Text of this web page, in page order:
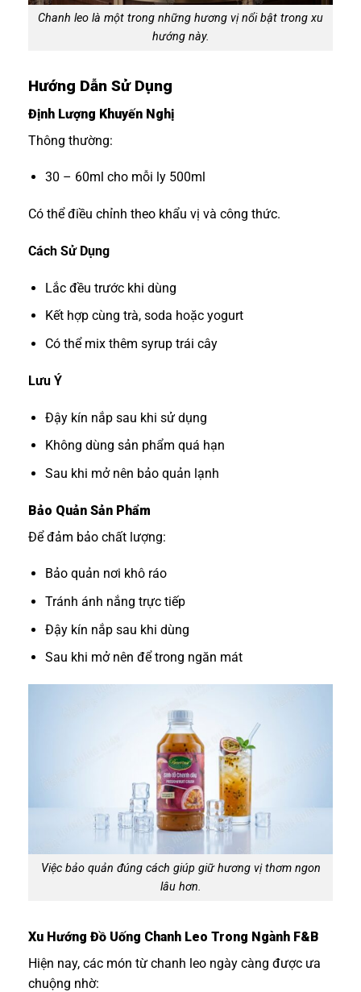
Chanh leo là một trong những hương vị nổi bật trong xu
hướng này.
Hướng Dẫn Sử Dụng
Định Lượng Khuyến Nghị
Thông thường:
30 – 60ml cho mỗi ly 500ml
Có thể điều chỉnh theo khẩu vị và công thức.
Cách Sử Dụng
Lắc đều trước khi dùng
Kết hợp cùng trà, soda hoặc yogurt
Có thể mix thêm syrup trái cây
Lưu Ý
Đậy kín nắp sau khi sử dụng
Không dùng sản phẩm quá hạn
Sau khi mở nên bảo quản lạnh
Bảo Quản Sản Phẩm
Để đảm bảo chất lượng:
Bảo quản nơi khô ráo
Tránh ánh nắng trực tiếp
Đậy kín nắp sau khi dùng
Sau khi mở nên để trong ngăn mát
Việc bảo quản đúng cách giúp giữ hương vị thơm ngon
lâu hơn.
Xu Hướng Đồ Uống Chanh Leo Trong Ngành F&B
Hiện nay, các món từ chanh leo ngày càng được ưa
chuộng nhờ: